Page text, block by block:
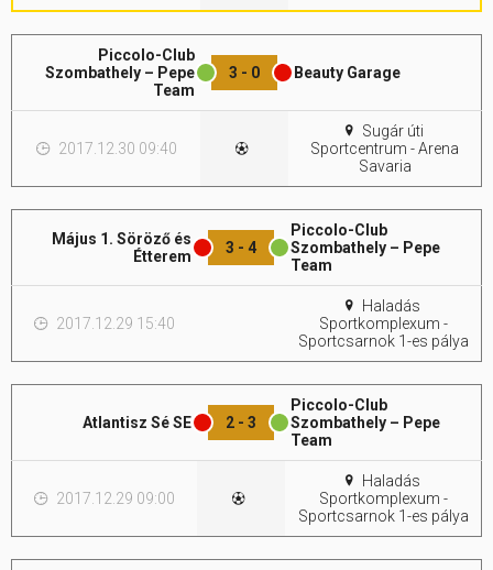
Szabadidő
Piccolo-Club
Szombathely – Pepe
Team
3 - 0 Beauty Garage
2017.12.30 09:40
Sugár úti
Sportcentrum - Arena
Savaria
Május 1. Söröző és
Étterem
3 - 4
Piccolo-Club
Szombathely – Pepe
Team
2017.12.29 15:40
Haladás
Sportkomplexum -
Sportcsarnok 1-es pálya
Atlantisz Sé SE 2 - 3
Piccolo-Club
Szombathely – Pepe
Team
2017.12.29 09:00
Haladás
Sportkomplexum -
Sportcsarnok 1-es pálya